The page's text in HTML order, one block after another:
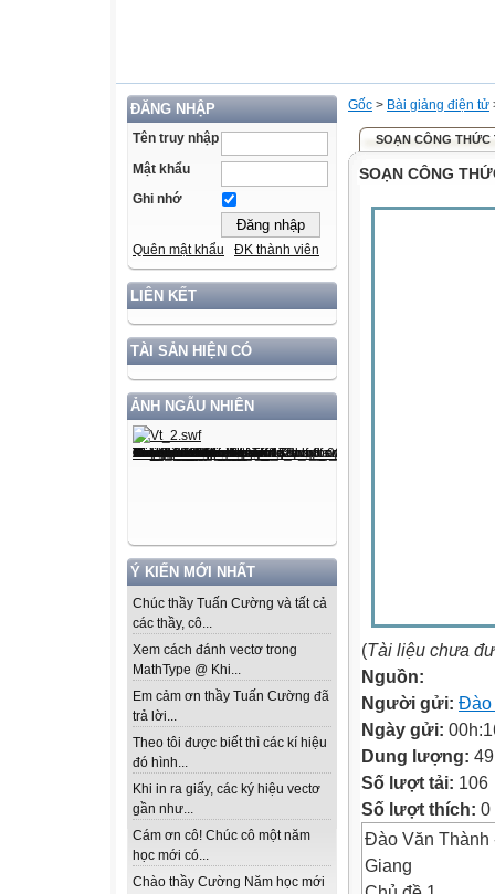
ĐĂNG NHẬP
Tên truy nhập
Mật khẩu
Ghi nhớ
Quên mật khẩu ĐK thành viên
LIÊN KẾT
TÀI SẢN HIỆN CÓ
ẢNH NGẪU NHIÊN
Ý KIẾN MỚI NHẤT
Chúc thầy Tuấn Cường và tất cả
các thầy, cô...
Xem cách đánh vectơ trong
MathType @ Khi...
Em cảm ơn thầy Tuấn Cường đã
trả lời...
Theo tôi được biết thì các kí hiệu
đó hình...
Khi in ra giấy, các ký hiệu vectơ
gần như...
Cám ơn cô! Chúc cô một năm
học mới có...
Chào thầy Cường Năm học mới
Gốc > Bài giảng điện tử
SOẠN CÔNG THỨC
SOẠN CÔNG
(Tài liệu chưa
Nguồn:
Người gửi: Đào
Ngày gửi:
Dung lượng:
Số lượt tải: 106
Số lượt thích: 0
Đào Văn Thành
Giang